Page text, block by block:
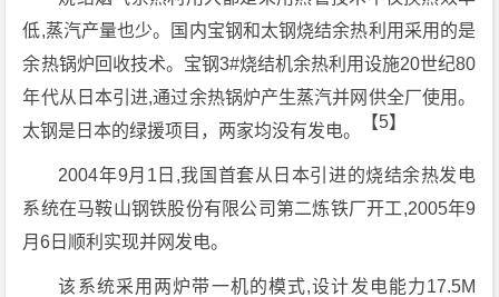
低,蒸汽产量也少。国内宝钢和太钢烧结余热利用采用的是
余热锅炉回收技术。宝钢3#烧结机余热利用设施20世纪80
年代从日本引进,通过余热锅炉产生蒸汽并网供全厂使用。
太钢是日本的绿援项目，两家均没有发电。
【5】
2004年9月1日,我国首套从日本引进的烧结余热发电
系统在马鞍山钢铁股份有限公司第二炼铁厂开工,2005年9
月6日顺利实现并网发电。
该系统采用两炉带一机的模式,设计发电能力17.5M